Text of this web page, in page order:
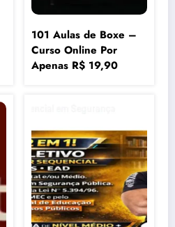
101 Aulas de Boxe –
Curso Online Por
Apenas R$ 19,90